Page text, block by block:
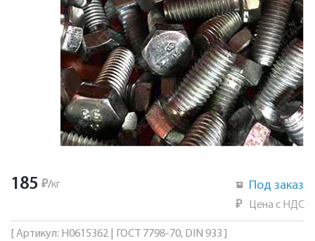
185 ₽/кг Под заказ
₽ Цена с НДС
[ Артикул: Н0615362 | ГОСТ 7798-70, DIN 933 ]